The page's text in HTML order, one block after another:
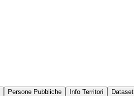
Persone Pubbliche Info Territori Dataset